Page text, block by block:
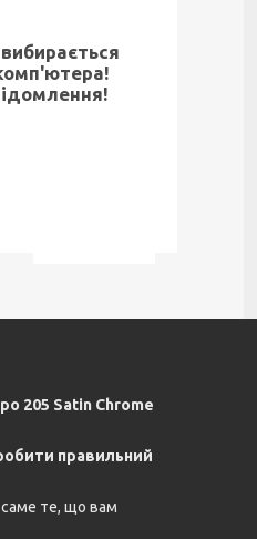
205 Satin Chrome
правильний
саме те, що вам